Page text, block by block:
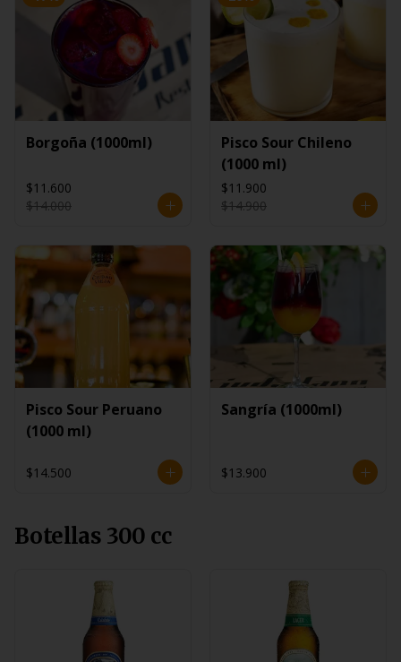
Borgoña (1000ml)
$11.600
$14.000
Pisco Sour Chileno
(1000 ml)
$11.900
$14.900
Pisco Sour Peruano
(1000 ml)
$14.500
Sangría (1000ml)
$13.900
Botellas 300 cc